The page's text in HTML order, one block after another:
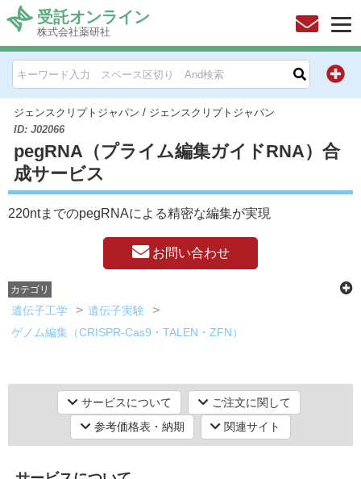
受託オンライン
株式会社薬研社
ジェンスクリプトジャパン / ジェンスクリプトジャパン
ID: J02066
pegRNA（プライム編集ガイドRNA）合
成サービス
220ntまでのpegRNAによる精密な編集が実現
お問い合わせ
カテゴリ
遺伝子工学
遺伝子実験
ゲノム編集（CRISPR-Cas9・TALEN・ZFN）
サービスについて
ご注文に関して
参考価格表・納期
関連サイト
HOME
お問い合わせ
お知らせ
キャンペーン情報一覧
メーカー別索引
販売元別索引
研究機器オンライン